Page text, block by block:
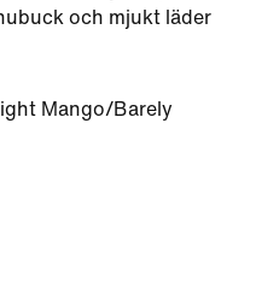
och mjukt läder
Mango/Barely